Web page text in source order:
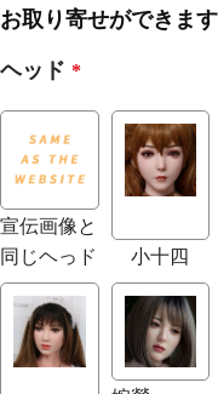
お取り寄せができます
ヘッド *
宣伝画像と
同じヘっド
小十四